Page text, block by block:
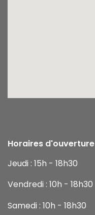
Horaires d'ouverture
Jeudi : 15h - 18h30
Vendredi : 10h - 18h30
Samedi : 10h - 18h30